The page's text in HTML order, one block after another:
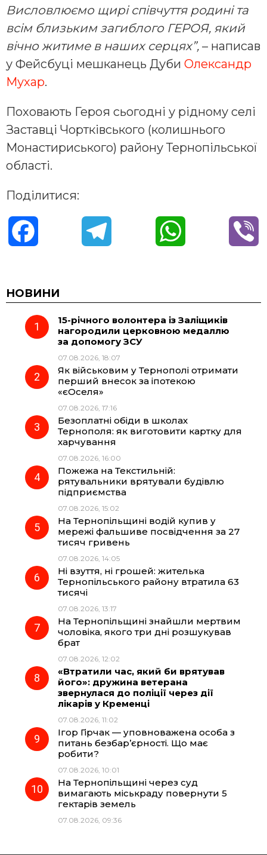
Висловлюємо щирі співчуття родині та
всім близьким загиблого ГЕРОЯ, який
вічно житиме в наших серцях”, – написав
у Фейсбуці мешканець Дуби Олександр
Мухар.
Поховають Героя сьогодні у рідному селі
Заставці Чортківського (колишнього
Монастириського) району Тернопільської
області.
Поділитися:
c
e
o
k
e
g
r
a
m
t
A
НОВИНИ
15-річного волонтера із Заліщиків
нагородили церковною медаллю
за допомогу ЗСУ
07.08.2026, 18:07
Як військовим у Тернополі отримати
перший внесок за іпотекою
«єОселя»
07.08.2026, 17:16
Безоплатні обіди в школах
Тернополя: як виготовити картку для
харчування
07.08.2026, 16:00
Пожежа на Текстильній:
рятувальники врятували будівлю
підприємства
07.08.2026, 15:02
На Тернопільщині водій купив у
мережі фальшиве посвідчення за 27
тисяч гривень
07.08.2026, 14:05
Ні взуття, ні грошей: жителька
Тернопільського району втратила 63
тисячі
07.08.2026, 13:17
На Тернопільщині знайшли мертвим
чоловіка, якого три дні розшукував
брат
07.08.2026, 12:02
«Втратили час, який би врятував
його»: дружина ветерана
звернулася до поліції через дії
лікарів у Кременці
07.08.2026, 11:02
Ігор Гірчак — уповноважена особа з
питань безбар’єрності. Що має
робити?
07.08.2026, 10:01
На Тернопільщині через суд
вимагають міськраду повернути 5
гектарів земель
07.08.2026, 09:36